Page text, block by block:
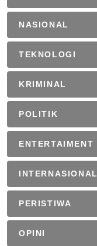
NASIONAL
TEKNOLOGI
KRIMINAL
POLITIK
ENTERTAIMENT
INTERNASIONAL
PERISTIWA
OPINI